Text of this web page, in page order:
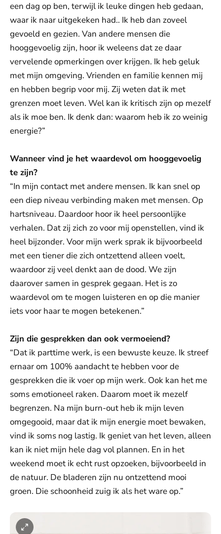
een dag op ben, terwijl ik leuke dingen heb gedaan,
waar ik naar uitgekeken had.. Ik heb dan zoveel
gevoeld en gezien. Van andere mensen die
hooggevoelig zijn, hoor ik weleens dat ze daar
vervelende opmerkingen over krijgen. Ik heb geluk
met mijn omgeving. Vrienden en familie kennen mij
en hebben begrip voor mij. Zij weten dat ik met
grenzen moet leven. Wel kan ik kritisch zijn op mezelf
als ik moe ben. Ik denk dan: waarom heb ik zo weinig
energie?”
Wanneer vind je het waardevol om hooggevoelig
te zijn?
“In mijn contact met andere mensen. Ik kan snel op
een diep niveau verbinding maken met mensen. Op
hartsniveau. Daardoor hoor ik heel persoonlijke
verhalen. Dat zij zich zo voor mij openstellen, vind ik
heel bijzonder. Voor mijn werk sprak ik bijvoorbeeld
met een tiener die zich ontzettend alleen voelt,
waardoor zij veel denkt aan de dood. We zijn
daarover samen in gesprek gegaan. Het is zo
waardevol om te mogen luisteren en op die manier
iets voor haar te mogen betekenen.”
Zijn die gesprekken dan ook vermoeiend?
“Dat ik parttime werk, is een bewuste keuze. Ik streef
ernaar om 100% aandacht te hebben voor de
gesprekken die ik voer op mijn werk. Ook kan het me
soms emotioneel raken. Daarom moet ik mezelf
begrenzen. Na mijn burn-out heb ik mijn leven
omgegooid, maar dat ik mijn energie moet bewaken,
vind ik soms nog lastig. Ik geniet van het leven, alleen
kan ik niet mijn hele dag vol plannen. En in het
weekend moet ik echt rust opzoeken, bijvoorbeeld in
de natuur. De bladeren zijn nu ontzettend mooi
groen. Die schoonheid zuig ik als het ware op.”